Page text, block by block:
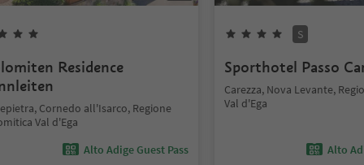
Residence
Cornedo all'Isarco, Regione
Val d'Ega
Alto Adige Guest Pass
S
Sporthotel Passo
Carezza, Nova Levante,
Val d'Ega
Alto